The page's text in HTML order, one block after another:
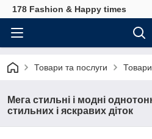
178 Fashion & Happy times
Товари та послуги
Мега стильні і модні
стильних і яскравих діток